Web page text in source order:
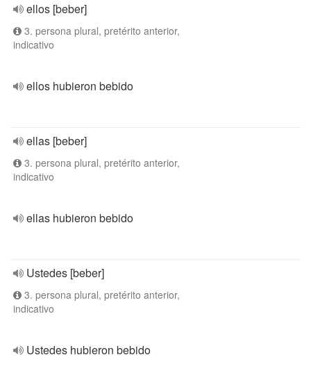
ellos [beber]
3. persona plural, pretérito anterior,
indicativo
ellos hubieron bebido
ellas [beber]
3. persona plural, pretérito anterior,
indicativo
ellas hubieron bebido
Ustedes [beber]
3. persona plural, pretérito anterior,
indicativo
Ustedes hubieron bebido